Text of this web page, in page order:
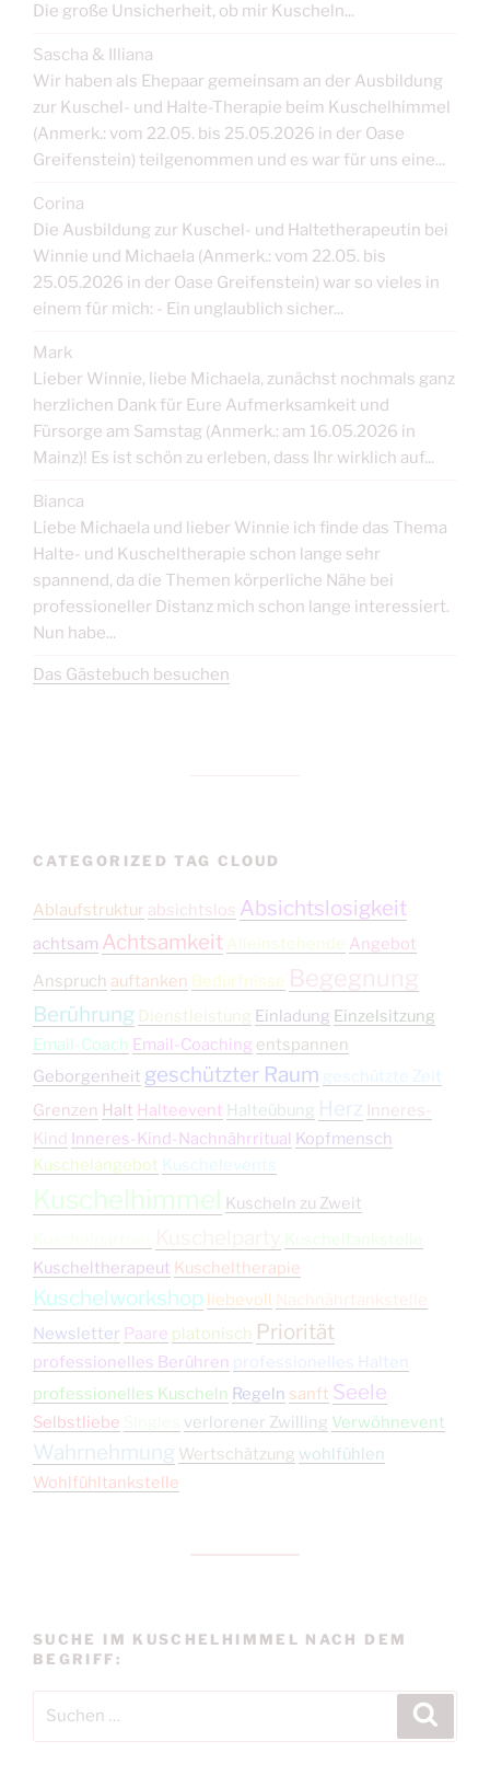
Die große Unsicherheit, ob mir Kuscheln...
Sascha & Illiana
Wir haben als Ehepaar gemeinsam an der Ausbildung
zur Kuschel- und Halte-Therapie beim Kuschelhimmel
(Anmerk.: vom 22.05. bis 25.05.2026 in der Oase
Greifenstein) teilgenommen und es war für uns eine...
Corina
Die Ausbildung zur Kuschel- und Haltetherapeutin bei
Winnie und Michaela (Anmerk.: vom 22.05. bis
25.05.2026 in der Oase Greifenstein) war so vieles in
einem für mich: - Ein unglaublich sicher...
Mark
Lieber Winnie, liebe Michaela, zunächst nochmals ganz
herzlichen Dank für Eure Aufmerksamkeit und
Fürsorge am Samstag (Anmerk.: am 16.05.2026 in
Mainz)! Es ist schön zu erleben, dass Ihr wirklich auf...
Bianca
Liebe Michaela und lieber Winnie ich finde das Thema
Halte- und Kuscheltherapie schon lange sehr
spannend, da die Themen körperliche Nähe bei
professioneller Distanz mich schon lange interessiert.
Nun habe...
Das Gästebuch besuchen
CATEGORIZED TAG CLOUD
Ablaufstruktur absichtslos Absichtslosigkeit
achtsam Achtsamkeit Alleinstehende Angebot
Anspruch auftanken Bedürfnisse Begegnung
Berührung Dienstleistung Einladung Einzelsitzung
Email-Coach Email-Coaching entspannen
Geborgenheit geschützter Raum geschützte Zeit
Grenzen Halt Halteevent Halteübung Herz Inneres-
Kind
Inneres-Kind-Nachnährritual
Kopfmensch
Kuschelangebot Kuschelevents
Kuschelhimmel Kuscheln zu Zweit
Kuscheltankstelle
Kuscheltherapeut Kuscheltherapie
Kuschelworkshop liebevoll
Nachnährtankstelle
Newsletter Paare platonisch Priorität
professionelles Berühren
professionelles Halten
professionelles Kuscheln Regeln sanft Seele
Selbstliebe verlorener Zwilling Verwöhnevent
Wahrnehmung Wertschätzung wohlfühlen
Wohlfühltankstelle
SUCHE IM KUSCHELHIMMEL NACH DEM
BEGRIFF: